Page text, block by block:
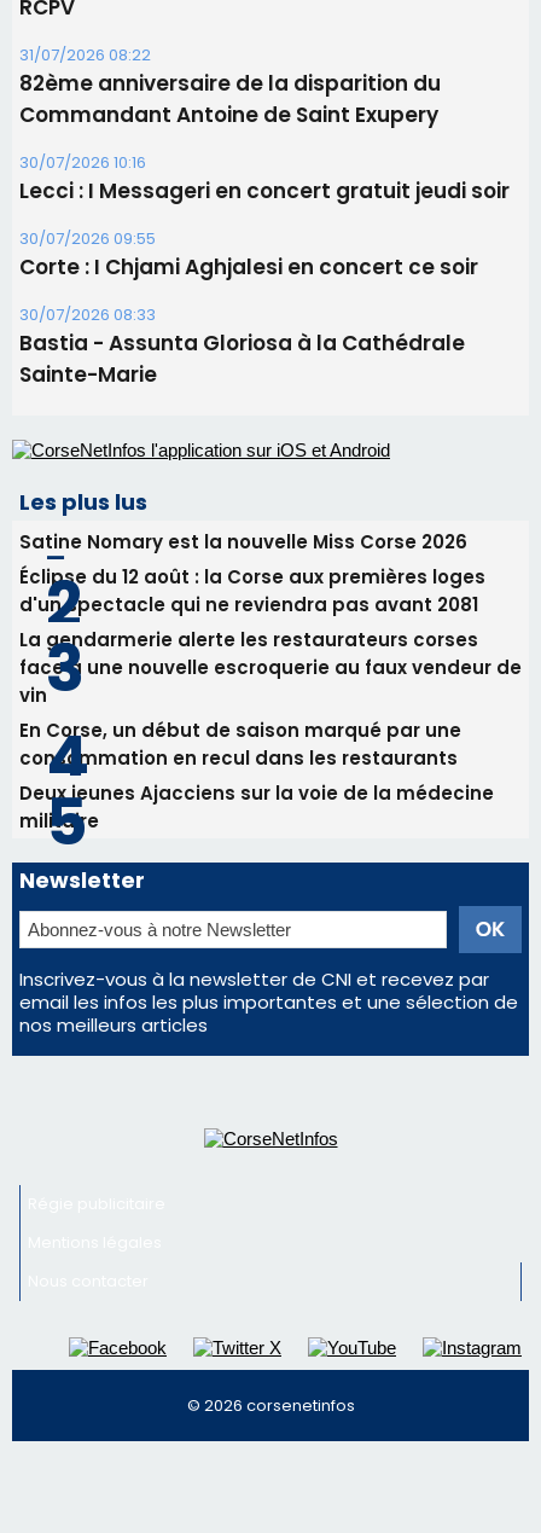
30/07/2026 09:55
Corte : I Chjami Aghjalesi en concert ce soir
30/07/2026 08:33
Bastia - Assunta Gloriosa à la Cathédrale
Sainte-Marie
Les plus lus
Satine Nomary est la nouvelle Miss Corse 2026
Éclipse du 12 août : la Corse aux premières loges
d'un spectacle qui ne reviendra pas avant 2081
face à une nouvelle escroquerie au faux vendeur de
En Corse, un début de saison marqué par une
consommation en recul dans les restaurants
Deux jeunes Ajacciens sur la voie de la médecine
militaire
Newsletter
Inscrivez-vous à la newsletter de CNI et recevez par
email les infos les plus importantes et une sélection de
nos meilleurs articles
Régie publicitaire
Mentions légales
Nous contacter